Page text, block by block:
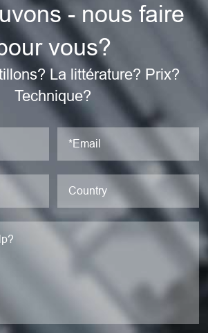
- nous faire
vous?
La littérature? Prix?
Technique?